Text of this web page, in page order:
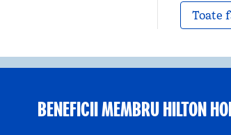
Toate
BENEFICII MEMBRU HILTON